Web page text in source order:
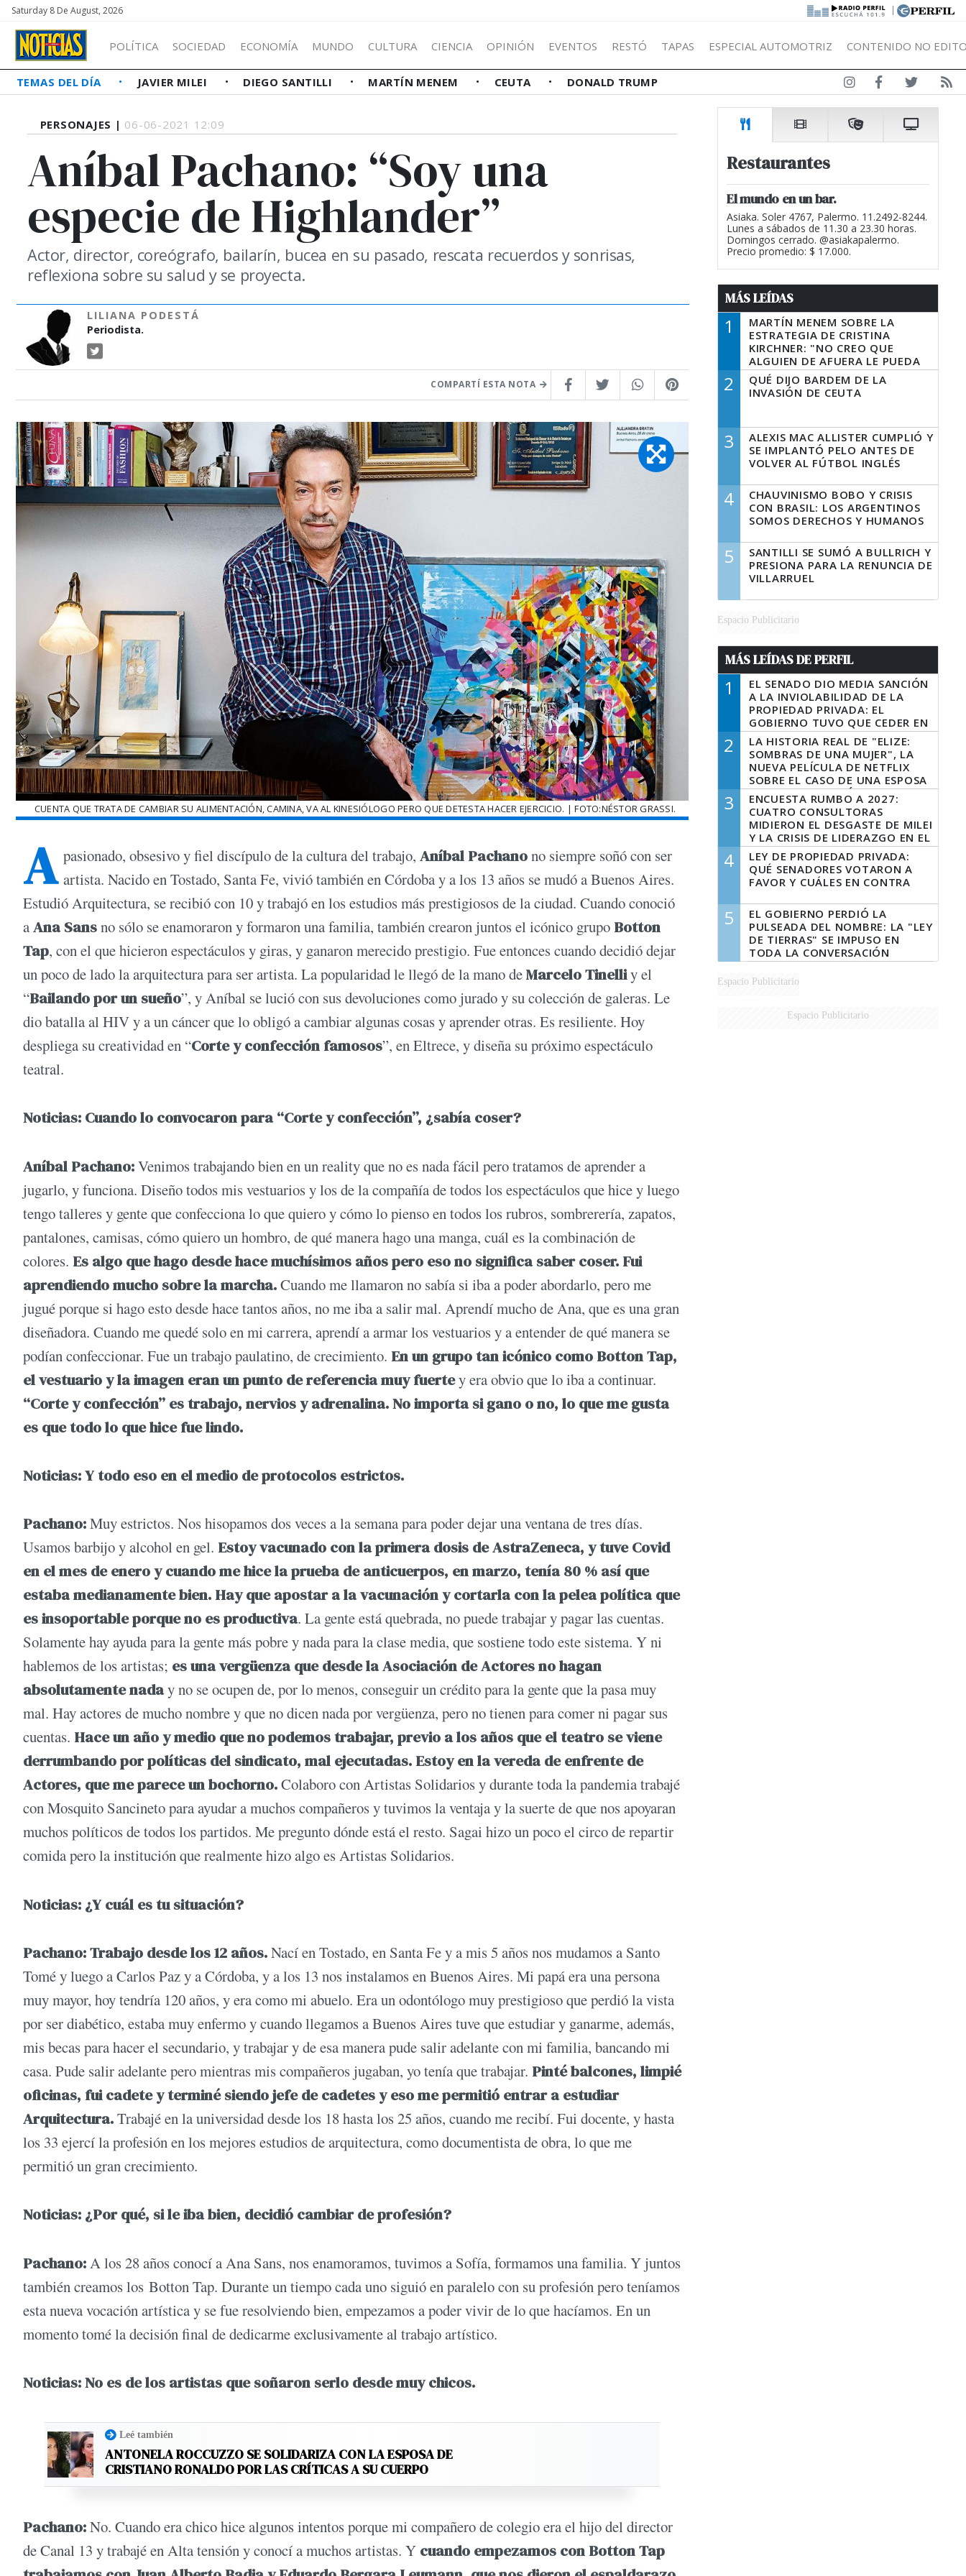
Saturday 8 De August, 2026 |
POLÍTICA SOCIEDAD ECONOMÍA MUNDO CULTURA CIENCIA OPINIÓN EVENTOS RESTÓ TAPAS ESPECIAL AUTOMOTRIZ CONTENIDO NO
TEMAS DEL DÍA JAVIER MILEI DIEGO SANTILLI MARTÍN MENEM CEUTA DONALD TRUMP
PERSONAJES | 06-06-2021 12:09
Aníbal Pachano: “Soy una
especie de Highlander”
Actor, director, coreógrafo, bailarín, bucea en su pasado, rescata recuerdos y sonrisas,
reflexiona sobre su salud y se proyecta.
LILIANA PODESTÁ
Periodista.
COMPARTÍ ESTA NOTA
CUENTA QUE TRATA DE CAMBIAR SU ALIMENTACIÓN, CAMINA, VA AL KINESIÓLOGO PERO QUE DETESTA HACER EJERCICIO. | FOTO:NÉSTOR GRASSI.
A pasionado, obsesivo y fiel discípulo de la cultura del trabajo, Aníbal Pachanono siempre soñó con ser
artista. Nacido en Tostado, Santa Fe, vivió también en Córdoba y a los 13 años se mudó a Buenos Aires.
Estudió Arquitectura, se recibió con 10 y trabajó en los estudios más prestigiosos de la ciudad. Cuando conoció
aAna Sansno sólo se enamoraron y formaron una familia, también crearon juntos el icónico grupo Botton
Tap, con el que hicieron espectáculos y giras, y ganaron merecido prestigio. Fue entonces cuando decidió dejar
un poco de lado la arquitectura para ser artista. La popularidad le llegó de la mano deMarcelo Tinelliy el
“Bailando por un sueño”, y Aníbal se lució con sus devoluciones como jurado y su colección de galeras. Le
dio batalla al HIV y a un cáncer que lo obligó a cambiar algunas cosas y aprender otras. Es resiliente. Hoy
despliega su creatividad en “Corte y confección famosos”, en Eltrece, y diseña su próximo espectáculo
teatral.
Noticias: Cuando lo convocaron para “Corte y confección”, ¿sabía coser?
Aníbal Pachano:Venimos trabajando bien en un reality que no es nada fácil pero tratamos de aprender a
jugarlo, y funciona. Diseño todos mis vestuarios y los de la compañía de todos los espectáculos que hice y luego
tengo talleres y gente que confecciona lo que quiero y cómo lo pienso en todos los rubros, sombrerería, zapatos,
pantalones, camisas, cómo quiero un hombro, de qué manera hago una manga, cuál es la combinación de
colores. Es algo que hago desde hace muchísimos años pero eso no significa saber coser. Fui
aprendiendo mucho sobre la marcha.Cuando me llamaron no sabía si iba a poder abordarlo, pero me
jugué porque si hago esto desde hace tantos años, no me iba a salir mal. Aprendí mucho de Ana, que es una gran
diseñadora. Cuando me quedé solo en mi carrera, aprendí a armar los vestuarios y a entender de qué manera se
podían confeccionar. Fue un trabajo paulatino, de crecimiento. En un grupo tan icónico como Botton Tap,
el vestuario y la imagen eran un punto de referencia muy fuertey era obvio que lo iba a continuar.
“Corte y confección” es trabajo, nervios y adrenalina. No importa si gano o no, lo que me gusta
es que todo lo que hice fue lindo.
Noticias: Y todo eso en el medio de protocolos estrictos.
Pachano:Muy estrictos. Nos hisopamos dos veces a la semana para poder dejar una ventana de tres días.
Usamos barbijo y alcohol en gel. Estoy vacunado con la primera dosis de AstraZeneca, y tuve Covid
en el mes de enero y cuando me hice la prueba de anticuerpos, en marzo, tenía 80 % así que
estaba medianamente bien. Hay que apostar a la vacunación y cortarla con la pelea política que
es insoportable porque no es productiva. La gente está quebrada, no puede trabajar y pagar las cuentas.
Solamente hay ayuda para la gente más pobre y nada para la clase media, que sostiene todo este sistema. Y ni
hablemos de los artistas; es una vergüenza que desde la Asociación de Actores no hagan
absolutamente naday no se ocupen de, por lo menos, conseguir un crédito para la gente que la pasa muy
mal. Hay actores de mucho nombre y que no dicen nada por vergüenza, pero no tienen para comer ni pagar sus
cuentas. Hace un año y medio que no podemos trabajar, previo a los años que el teatro se viene
derrumbando por políticas del sindicato, mal ejecutadas. Estoy en la vereda de enfrente de
Actores, que me parece un bochorno.Colaboro con Artistas Solidarios y durante toda la pandemia trabajé
con Mosquito Sancineto para ayudar a muchos compañeros y tuvimos la ventaja y la suerte de que nos apoyaran
muchos políticos de todos los partidos. Me pregunto dónde está el resto. Sagai hizo un poco el circo de repartir
comida pero la institución que realmente hizo algo es Artistas Solidarios.
Noticias: ¿Y cuál es tu situación?
Pachano: Trabajo desde los 12 años.Nací en Tostado, en Santa Fe y a mis 5 años nos mudamos a Santo
Tomé y luego a Carlos Paz y a Córdoba, y a los 13 nos instalamos en Buenos Aires. Mi papá era una persona
muy mayor, hoy tendría 120 años, y era como mi abuelo. Era un odontólogo muy prestigioso que perdió la vista
por ser diabético, estaba muy enfermo y cuando llegamos a Buenos Aires tuve que estudiar y ganarme, además,
mis becas para hacer el secundario, y trabajar y de esa manera pude salir adelante con mi familia, bancando mi
casa. Pude salir adelante pero mientras mis compañeros jugaban, yo tenía que trabajar. Pinté balcones, limpié
oficinas, fui cadete y terminé siendo jefe de cadetes y eso me permitió entrar a estudiar
Arquitectura.Trabajé en la universidad desde los 18 hasta los 25 años, cuando me recibí. Fui docente, y hasta
los 33 ejercí la profesión en los mejores estudios de arquitectura, como documentista de obra, lo que me
permitió un gran crecimiento.
Noticias: ¿Por qué, si le iba bien, decidió cambiar de profesión?
Pachano: A los 28 años conocí a Ana Sans, nos enamoramos, tuvimos a Sofía, formamos una familia. Y juntos
también creamos los Botton Tap. Durante un tiempo cada uno siguió en paralelo con su profesión pero teníamos
esta nueva vocación artística y se fue resolviendo bien, empezamos a poder vivir de lo que hacíamos. En un
momento tomé la decisión final de dedicarme exclusivamente al trabajo artístico.
Noticias: No es de los artistas que soñaron serlo desde muy chicos.
Leé también
ANTONELA ROCCUZZO SE SOLIDARIZA CON LA ESPOSA DE
CRISTIANO RONALDO POR LAS CRÍTICAS A SU CUERPO
Pachano:No. Cuando era chico hice algunos intentos porque mi compañero de colegio era el hijo del director
de Canal 13 y trabajé en Alta tensión y conocí a muchos artistas. Y cuando empezamos con Botton Tap
Restaurantes
El mundo en un bar.
Asiaka. Soler 4767, Palermo. 11.2492-8244.
Lunes a sábados de 11.30 a 23.30 horas.
Domingos cerrado. @asiakapalermo.
Precio promedio: $ 17.000.
MÁS LEÍDAS
1
MARTÍN MENEM SOBRE LA
ESTRATEGIA DE CRISTINA
KIRCHNER: "NO CREO QUE
ALGUIEN DE AFUERA LE PUEDA
DECIR A LA JUSTICIA LO QUE
TIENE QUE HACER"
2
QUÉ DIJO BARDEM DE LA
INVASIÓN DE CEUTA
3
ALEXIS MAC ALLISTER CUMPLIÓ Y
SE IMPLANTÓ PELO ANTES DE
VOLVER AL FÚTBOL INGLÉS
4
CHAUVINISMO BOBO Y CRISIS
CON BRASIL: LOS ARGENTINOS
SOMOS DERECHOS Y HUMANOS
5
SANTILLI SE SUMÓ A BULLRICH Y
PRESIONA PARA LA RENUNCIA DE
VILLARRUEL
Espacio Publicitario
MÁS LEÍDAS DE PERFIL
1
EL SENADO DIO MEDIA SANCIÓN
A LA INVIOLABILIDAD DE LA
PROPIEDAD PRIVADA: EL
GOBIERNO TUVO QUE CEDER EN
LA LEY DEL MANEJO DEL FUEGO
2
LA HISTORIA REAL DE "ELIZE:
SOMBRAS DE UNA MUJER", LA
NUEVA PELÍCULA DE NETFLIX
SOBRE EL CASO DE UNA ESPOSA
QUE DESCUARTIZÓ A SU
MARIDO
3
ENCUESTA RUMBO A 2027:
CUATRO CONSULTORAS
MIDIERON EL DESGASTE DE MILEI
Y LA CRISIS DE LIDERAZGO EN EL
PERONISMO
4
LEY DE PROPIEDAD PRIVADA:
QUÉ SENADORES VOTARON A
FAVOR Y CUÁLES EN CONTRA
5
EL GOBIERNO PERDIÓ LA
PULSEADA DEL NOMBRE: LA "LEY
DE TIERRAS" SE IMPUSO EN
TODA LA CONVERSACIÓN
DIGITAL
Espacio Publicitario
Espacio Publicitario